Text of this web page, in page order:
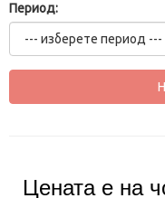
Период:
Цената е на